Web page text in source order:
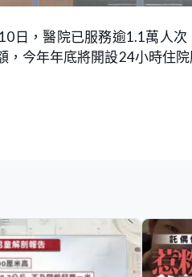
日，醫院已服務逾1.1萬人
今年年底將開設24小時住